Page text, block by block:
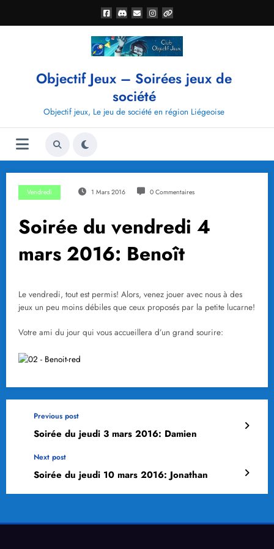
contenu
Objectif Jeux – Soirées jeux de
société
Objectif jeux, Le jeu de société en région Liégeoise
Vendredi 1 Mars 2016 0 Commentaires
Soirée du vendredi 4
mars 2016: Benoît
Le vendredi, tout est permis! Alors, venez jouer avec nous à des
jeux un peu moins débiles que ceux proposés par la petite lucarne!
Votre ami du jour qui vous accueillera d’un grand sourire:
Previous post
Soirée du jeudi 3 mars 2016: Damien
Next post
Soirée du jeudi 10 mars 2016: Jonathan